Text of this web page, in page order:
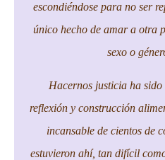
escondiéndose para no ser
único hecho de amar a otra
sexo o
Hacernos justicia ha
reflexión y construcción
incansable de cientos de
estuvieron ahí, tan difícil